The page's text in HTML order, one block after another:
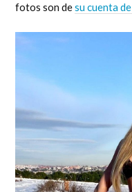
fotos son desu cuenta de